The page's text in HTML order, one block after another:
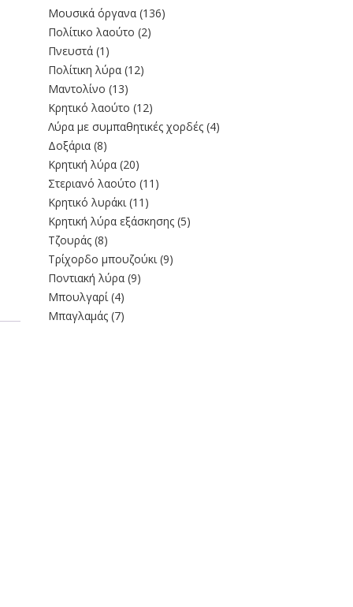
Moυσικά όργανα (136)
Πολίτικο λαούτο (2)
Πνευστά (1)
Πολίτικη λύρα (12)
Μαντολίνο (13)
Κρητικό λαούτο (12)
Λύρα με συμπαθητικές χορδές (4)
Δοξάρια (8)
Κρητική λύρα (20)
Στεριανό λαούτο (11)
Kρητικό λυράκι (11)
Κρητική λύρα εξάσκησης (5)
Τζουράς (8)
Τρίχορδο μπουζούκι (9)
Ποντιακή λύρα (9)
Μπουλγαρί (4)
Μπαγλαμάς (7)